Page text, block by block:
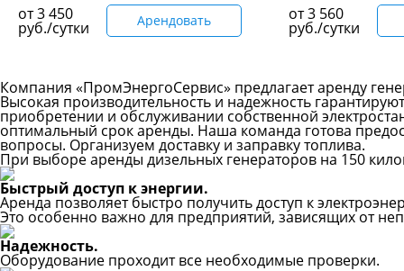
от3 450
руб./сутки Арендовать
от3 560
руб./сутки
Компания «ПромЭнергоСервис» предлагает аренду
Высокая производительность и надежность
приобретении и обслуживании собственной
оптимальный срок аренды. Наша команда готова
вопросы. Организуем доставку и заправку топлива.
При выборе аренды дизельных генераторов на 150
Быстрый доступ к энергии.
Аренда позволяет быстро получить доступ к
Это особенно важно для предприятий, зависящих от
Надежность.
Оборудование проходит все необходимые проверки.